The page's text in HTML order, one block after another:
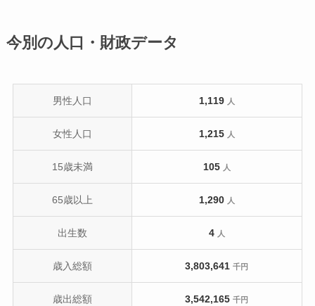
今別の人口・財政データ
男性人口 1,119 人
女性人口 1,215 人
15歳未満 105 人
65歳以上 1,290 人
出生数 4 人
歳入総額 3,803,641千円
歳出総額 3,542,165千円